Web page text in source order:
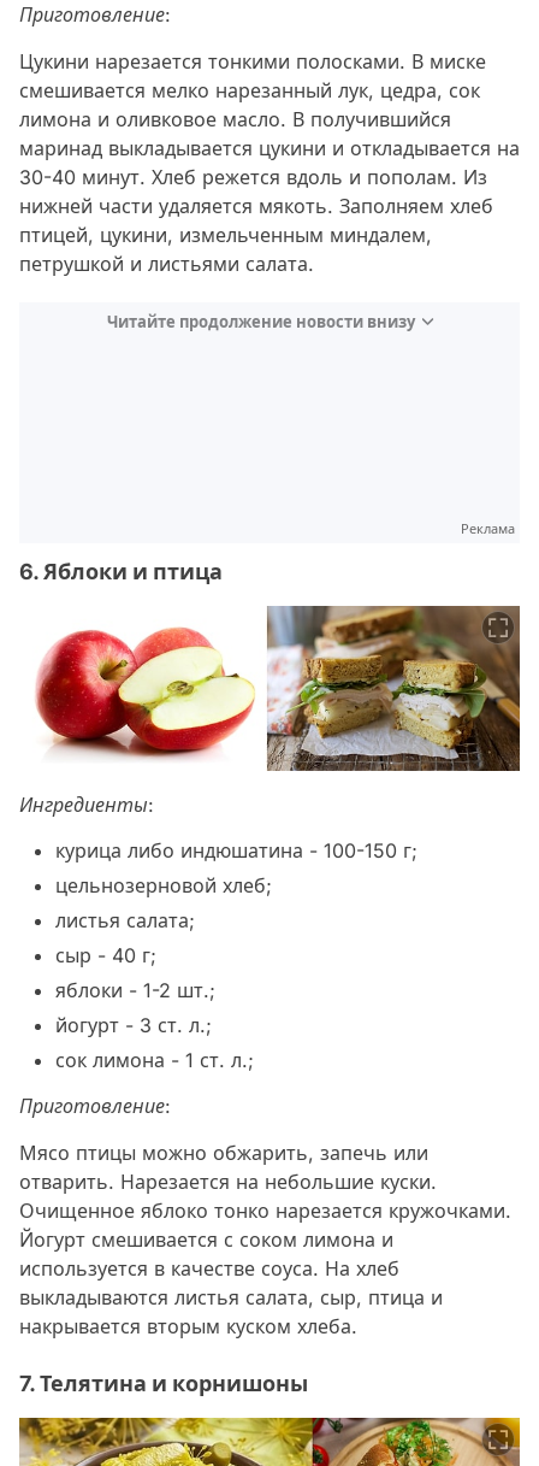
Приготовление:
Цукини нарезается тонкими полосками. В миске
смешивается мелко нарезанный лук, цедра, сок
лимона и оливковое масло. В получившийся
маринад выкладывается цукини и откладывается на
30-40 минут. Хлеб режется вдоль и пополам. Из
нижней части удаляется мякоть. Заполняем хлеб
птицей, цукини, измельченным миндалем,
петрушкой и листьями салата.
Читайте продолжение новости внизу
Реклама
6. Яблоки и птица
Ингредиенты:
курица либо индюшатина - 100-150 г;
цельнозерновой хлеб;
листья салата;
сыр - 40 г;
яблоки - 1-2 шт.;
йогурт - 3 ст. л.;
сок лимона - 1 ст. л.;
Приготовление:
Мясо птицы можно обжарить, запечь или
отварить. Нарезается на небольшие куски.
Очищенное яблоко тонко нарезается кружочками.
Йогурт смешивается с соком лимона и
используется в качестве соуса. На хлеб
выкладываются листья салата, сыр, птица и
накрывается вторым куском хлеба.
7. Телятина и корнишоны